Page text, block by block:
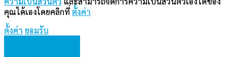
คุณสามารถเลือกการตั้งค่าคุกกี้โดยเปิด/ปิด คุกกี้ในแต่ละประเภท
ได้ตามความต้องการ ยกเว้น คุกกี้ที่จำเป็น